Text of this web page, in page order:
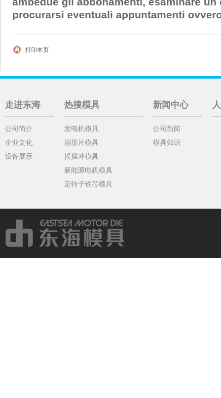
procurarsi eventuali appuntamenti
打印本页
走进东海
公司简介
企业文化
设备展示
热搜模具
发电机模具
扇形片模具
摇摆冲模具
新能源电机模具
定转子铁芯模具
新闻中心
公司新闻
模具知识